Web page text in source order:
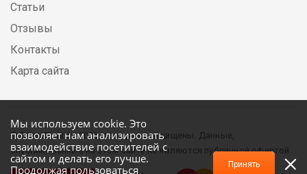
Мы используем cookie. Это
позволяет нам анализировать
взаимодействие посетителей с
сайтом и делать его лучше.
Продолжая пользоваться
Принять
Статьи
Отзывы
Контакты
Карта сайта
© DirectElectric, 2026, все права защищены. Данные,
опубликованные на этом сайте не являются публичной офертой.